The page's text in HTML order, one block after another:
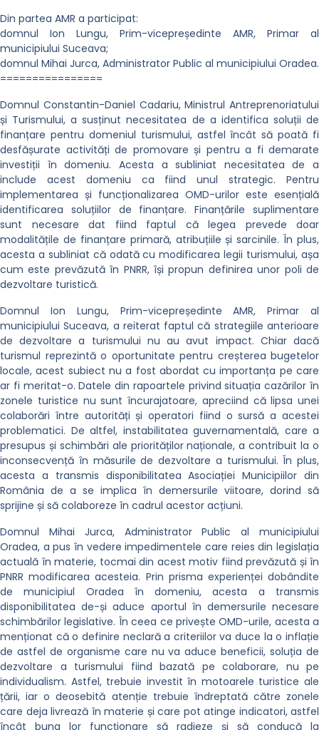
Din partea AMR a participat:
domnul Ion Lungu, Prim-vicepreședinte AMR, Primar al
municipiului Suceava;
domnul Mihai Jurca, Administrator Public al municipiului Oradea.
================
Domnul Constantin-Daniel Cadariu, Ministrul Antreprenoriatului
și Turismului, a susținut necesitatea de a identifica soluții de
finanțare pentru domeniul turismului, astfel încât să poată fi
desfășurate activități de promovare și pentru a fi demarate
investiții în domeniu. Acesta a subliniat necesitatea de a
include acest domeniu ca fiind unul strategic. Pentru
implementarea și funcționalizarea OMD-urilor este esențială
identificarea soluțiilor de finanțare. Finanțările suplimentare
sunt necesare dat fiind faptul că legea prevede doar
modalitățile de finanțare primară, atribuțiile și sarcinile. În plus,
acesta a subliniat că odată cu modificarea legii turismului, așa
cum este prevăzută în PNRR, își propun definirea unor poli de
dezvoltare turistică.
Domnul Ion Lungu, Prim-vicepreședinte AMR, Primar al
municipiului Suceava, a reiterat faptul că strategiile anterioare
de dezvoltare a turismului nu au avut impact. Chiar dacă
turismul reprezintă o oportunitate pentru creșterea bugetelor
locale, acest subiect nu a fost abordat cu importanța pe care
ar fi meritat-o. Datele din rapoartele privind situația cazărilor în
zonele turistice nu sunt încurajatoare, apreciind că lipsa unei
colaborări între autorități și operatori fiind o sursă a acestei
problematici. De altfel, instabilitatea guvernamentală, care a
presupus și schimbări ale priorităților naționale, a contribuit la o
inconsecvență în măsurile de dezvoltare a turismului. În plus,
acesta a transmis disponibilitatea Asociației Municipiilor din
România de a se implica în demersurile viitoare, dorind să
sprijine și să colaboreze în cadrul acestor acțiuni.
Domnul Mihai Jurca, Administrator Public al municipiului
Oradea, a pus în vedere impedimentele care reies din legislația
actuală în materie, tocmai din acest motiv fiind prevăzută și în
PNRR modificarea acesteia. Prin prisma experienței dobândite
de municipiul Oradea în domeniu, acesta a transmis
disponibilitatea de-și aduce aportul în demersurile necesare
schimbărilor legislative. În ceea ce privește OMD-urile, acesta a
menționat că o definire neclară a criteriilor va duce la o inflație
de astfel de organisme care nu va aduce beneficii, soluția de
dezvoltare a turismului fiind bazată pe colaborare, nu pe
individualism. Astfel, trebuie investit în motoarele turistice ale
țării, iar o deosebită atenție trebuie îndreptată către zonele
care deja livrează în materie și care pot atinge indicatori, astfel
încât buna lor funcționare să radieze și să conducă la